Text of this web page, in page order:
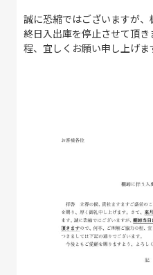
誠に恐縮ではございますが
終日入出庫を停止させて頂
程、宜しくお願い申し上げま